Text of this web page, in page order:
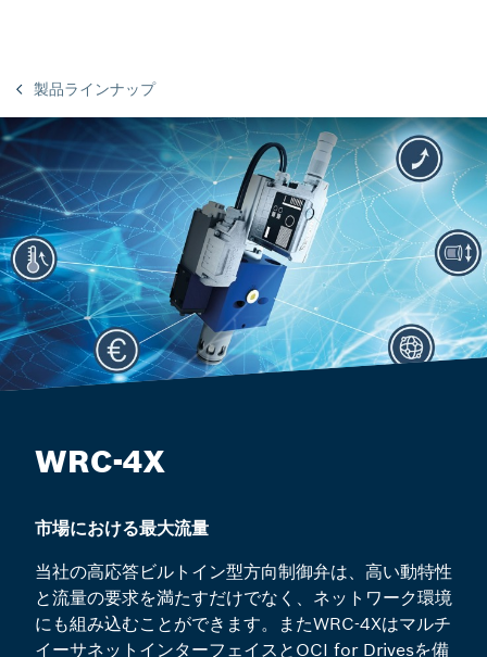
製品ラインナップ
WRC-4X
市場における最大流量
当社の高応答ビルトイン型方向制御弁は、高い動特性
と流量の要求を満たすだけでなく、ネットワーク環境
にも組み込むことができます。またWRC-4Xはマルチ
イーサネットインターフェイスとOCI for Drivesを備